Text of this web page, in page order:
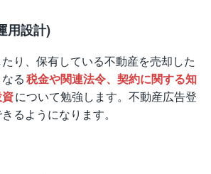
用設計)
り、保有している不動産を売却した
る税金や関連法令、契約に関する知
について勉強します。不動産広告登
るようになります。